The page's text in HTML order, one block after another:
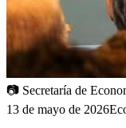
📷 Secretaría de
13 de mayo de 2026